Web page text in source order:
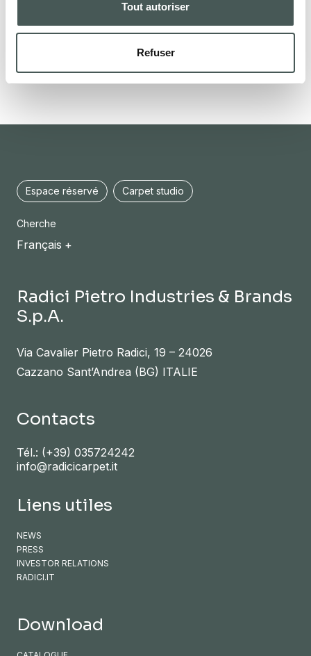
Tout autoriser
Refuser
CONTACTS
Espace réservé Carpet studio
Cherche
Français
Radici Pietro Industries & Brands
S.p.A.
Via Cavalier Pietro Radici, 19 – 24026
Cazzano Sant’Andrea (BG) ITALIE
Contacts
Tél.: (+39) 035724242
info@radicicarpet.it
Liens utiles
NEWS
PRESS
INVESTOR RELATIONS
RADICI.IT
Download